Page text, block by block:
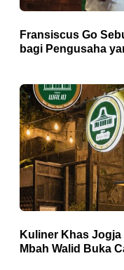
Fransiscus Go
bagi Pengusaha
Kuliner Khas
Mbah Walid Buka